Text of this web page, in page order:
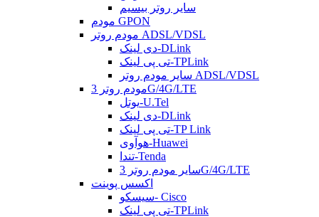
سایر روتر بیسیم
مودم GPON
مودم روتر ADSL/VDSL
دی لینک-DLink
تی پی لینک-TPLink
سایر مودم روتر ADSL/VDSL
مودم روتر 3G/4G/LTE
یوتل-U.Tel
دی لینک-DLink
تی پی لینک-TP Link
هوآوی-Huawei
تندا-Tenda
سایر مودم روتر 3G/4G/LTE
اکسس پوینت
سیسکو- Cisco
تی پی لینک-TPLink